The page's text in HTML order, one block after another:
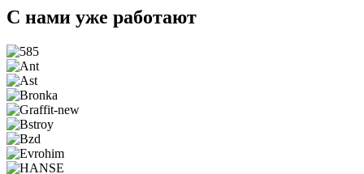
С нами уже работают